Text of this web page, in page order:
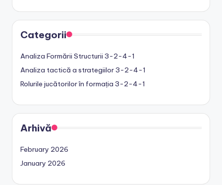
Categorii
Analiza Formării Structurii 3-2-4-1
Analiza tactică a strategiilor 3-2-4-1
Rolurile jucătorilor în formația 3-2-4-1
Arhivă
February 2026
January 2026